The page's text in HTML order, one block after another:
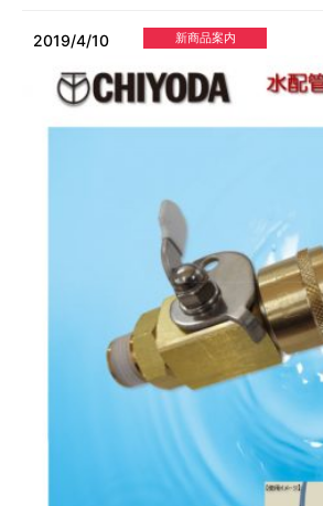
2019/4/10 新商品案内